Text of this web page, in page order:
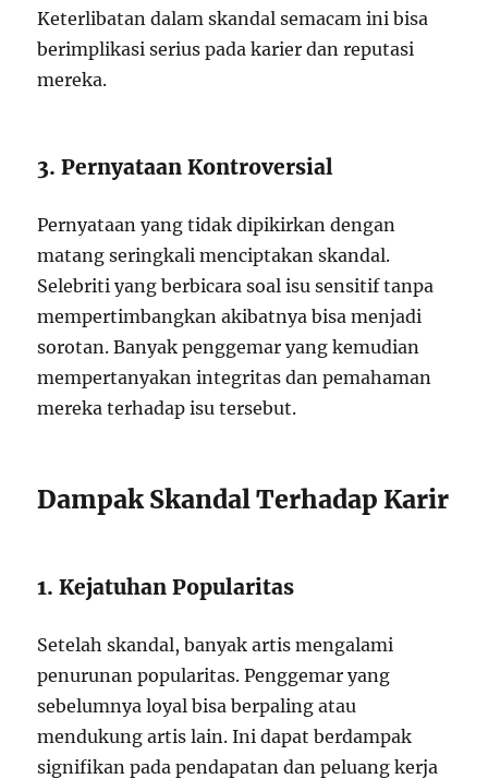
Keterlibatan dalam skandal semacam ini bisa
berimplikasi serius pada karier dan reputasi
mereka.
3. Pernyataan Kontroversial
Pernyataan yang tidak dipikirkan dengan
matang seringkali menciptakan skandal.
Selebriti yang berbicara soal isu sensitif tanpa
mempertimbangkan akibatnya bisa menjadi
sorotan. Banyak penggemar yang kemudian
mempertanyakan integritas dan pemahaman
mereka terhadap isu tersebut.
Dampak Skandal Terhadap Karir
1. Kejatuhan Popularitas
Setelah skandal, banyak artis mengalami
penurunan popularitas. Penggemar yang
sebelumnya loyal bisa berpaling atau
mendukung artis lain. Ini dapat berdampak
signifikan pada pendapatan dan peluang kerja